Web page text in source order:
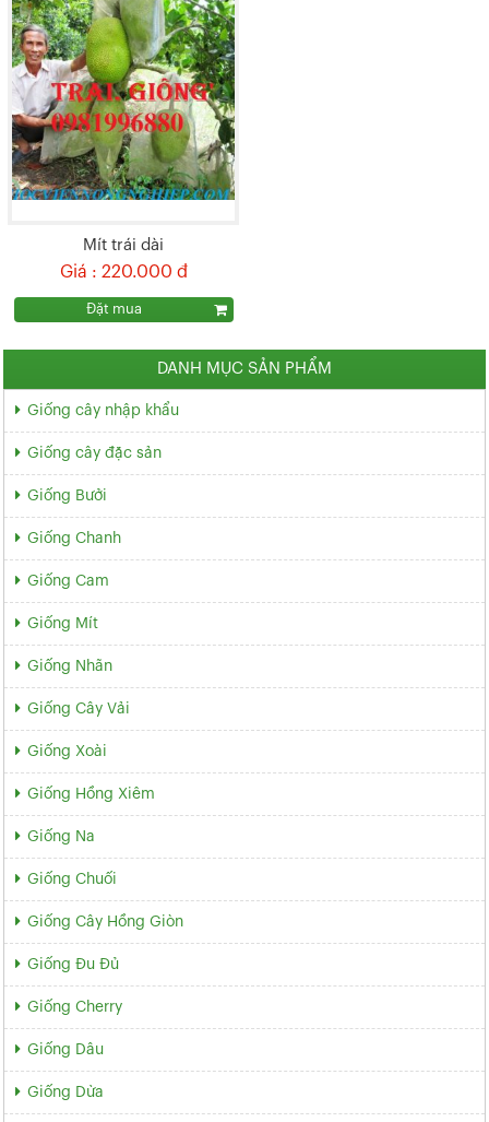
Mít trái dài
Giá : 220.000 đ
Đặt mua
DANH MỤC SẢN PHẨM
Giống cây nhập khẩu
Giống cây đặc sản
Giống Bưởi
Giống Chanh
Giống Cam
Giống Mít
Giống Nhãn
Giống Cây Vải
Giống Xoài
Giống Hồng Xiêm
Giống Na
Giống Chuối
Giống Cây Hồng Giòn
Giống Đu Đủ
Giống Cherry
Giống Dâu
Giống Dừa